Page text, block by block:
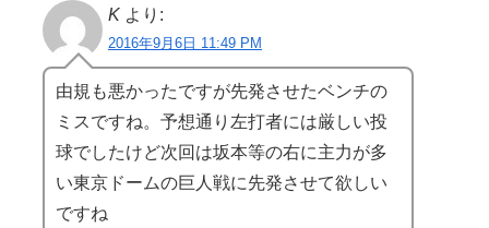
K より:
2016年9月6日 11:49 PM
由規も悪かったですが先発させたベンチの
ミスですね。予想通り左打者には厳しい投
球でしたけど次回は坂本等の右に主力が多
い東京ドームの巨人戦に先発させて欲しい
ですね